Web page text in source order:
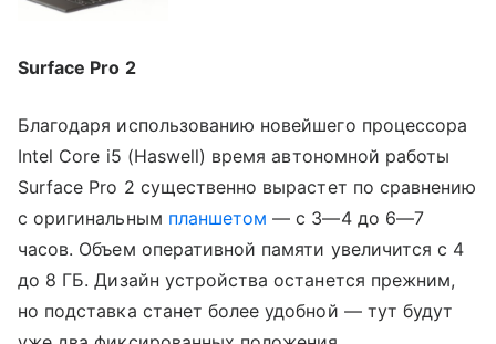
Surface Pro 2
Благодаря использованию новейшего процессора
Intel Core i5 (Haswell) время автономной работы
Surface Pro 2 существенно вырастет по сравнению
с оригинальным планшетом — с 3—4 до 6—7
часов. Объем оперативной памяти увеличится с 4
до 8 ГБ. Дизайн устройства останется прежним,
но подставка станет более удобной — тут будут